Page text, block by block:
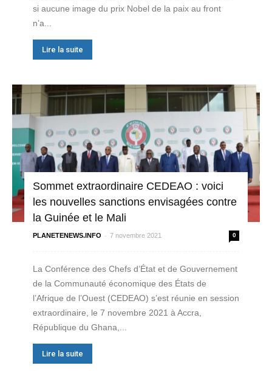
si aucune image du prix Nobel de la paix au front
n’a...
Lire la suite
Sommet extraordinaire CEDEAO : voici
les nouvelles sanctions envisagées contre
la Guinée et le Mali
PLANETENEWS.INFO - 7 novembre 2021 0
La Conférence des Chefs d’État et de Gouvernement
de la Communauté économique des États de
l’Afrique de l’Ouest (CEDEAO) s’est réunie en session
extraordinaire, le 7 novembre 2021 à Accra,
République du Ghana,...
Lire la suite